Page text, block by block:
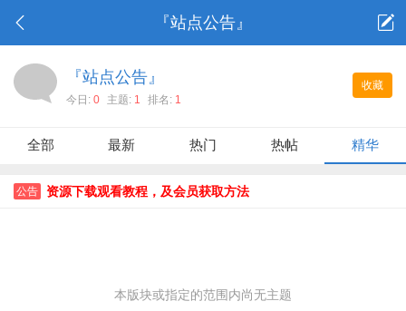
『站点公告』
收藏
『站点公告』
今日: 0 主题: 1 排名: 1
全部 最新 热门 热帖 精华
公告 资源下载观看教程，及会员获取方法
本版块或指定的范围内尚无主题